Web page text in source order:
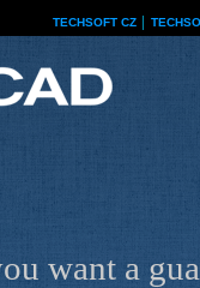
TECHSOFT CZ
want a